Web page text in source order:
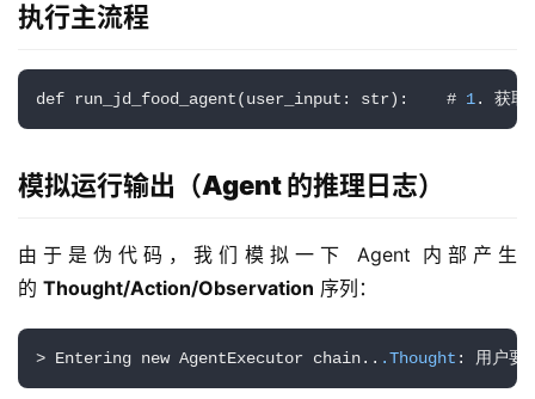
执行主流程
def run_jd_food_agent(user_input: str):    # 1. 获取
模拟运行输出（Agent 的推理日志）
由于是伪代码，我们模拟一下 Agent 内部产生
的 Thought/Action/Observation 序列：
> Entering new AgentExecutor chain.. .Thought : 用户要